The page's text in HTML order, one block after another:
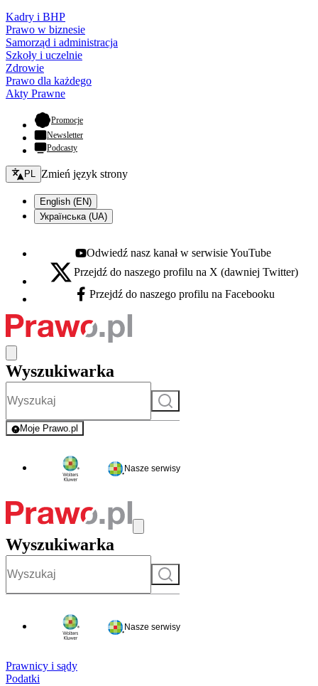
Kadry i BHP
Prawo w biznesie
Samorząd i administracja
Szkoły i uczelnie
Zdrowie
Prawo dla każdego
Akty Prawne
Promocje- otwiera się w nowej karcie
Newsletter
Podcasty
Zmień język - bieżący:
PL Zmień język strony
English (EN)
Українська (UA)
Youtube - otwiera się w nowej karcie
Odwiedź nasz kanał w serwisie YouTube
X - otwiera się w nowej karcie
Przejdź do naszego profilu na X (dawniej Twitter)
Facebook - otwiera się w nowej karcie
Przejdź do naszego profilu na Facebooku
Wyszukiwarka
Szukaj
Moje Prawo.pl
- rejestracja i logowanie do serwisu
Nasze serwisy
Wyszukiwarka
Szukaj
Nasze serwisy
Prawnicy i sądy
Podatki